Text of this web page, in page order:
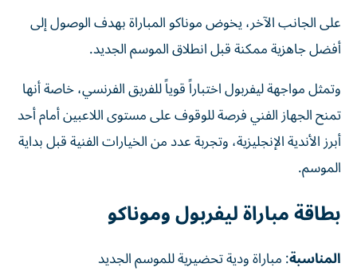
على الجانب الآخر، يخوض موناكو المباراة بهدف الوصول إلى
أفضل جاهزية ممكنة قبل انطلاق الموسم الجديد.
وتمثل مواجهة ليفربول اختباراً قوياً للفريق الفرنسي، خاصة أنها
تمنح الجهاز الفني فرصة للوقوف على مستوى اللاعبين أمام أحد
أبرز الأندية الإنجليزية، وتجربة عدد من الخيارات الفنية قبل بداية
الموسم.
بطاقة مباراة ليفربول وموناكو
المناسبة: مباراة ودية تحضيرية للموسم الجديد